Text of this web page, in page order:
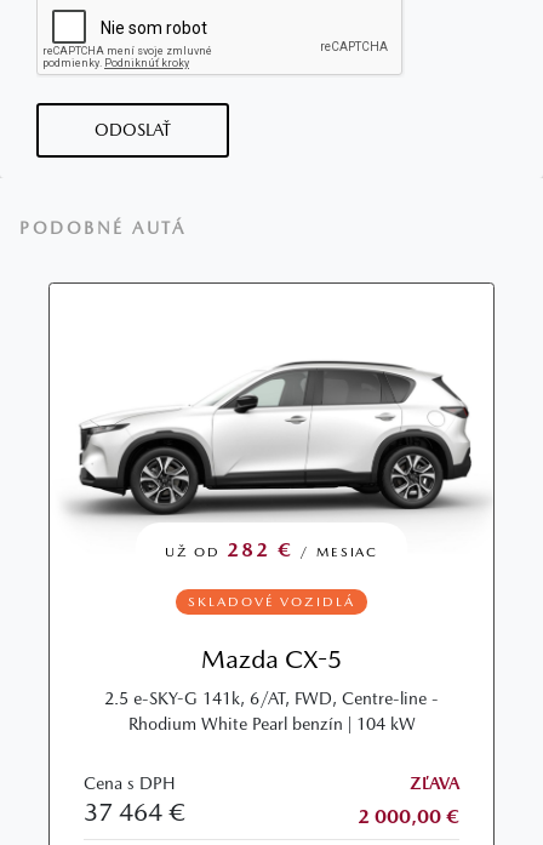
ODOSLAŤ
PODOBNÉ AUTÁ
UŽ OD 282 € / MESIAC
SKLADOVÉ VOZIDLÁ
Mazda CX-5
2.5 e-SKY-G 141k, 6/AT, FWD, Centre-line -
Rhodium White Pearl benzín | 104 kW
Cena s DPH
37 464 €
ZĽAVA
2 000,00 €